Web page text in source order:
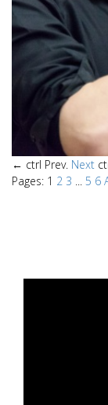
← ctrl Prev. Next
Pages: 1 2 3 ... 5 6